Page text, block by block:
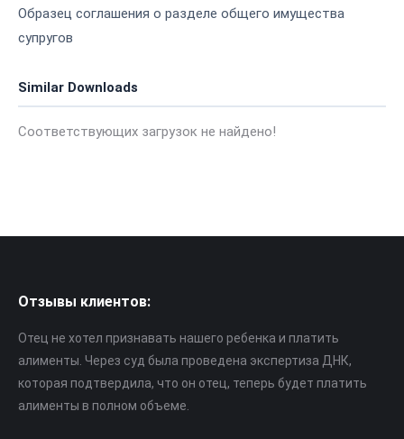
Образец соглашения о разделе общего имущества
супругов
Similar Downloads
Соответствующих загрузок не найдено!
Отзывы клиентов:
Отец не хотел признавать нашего ребенка и платить
алименты. Через суд была проведена экспертиза ДНК,
которая подтвердила, что он отец, теперь будет платить
алименты в полном объеме.